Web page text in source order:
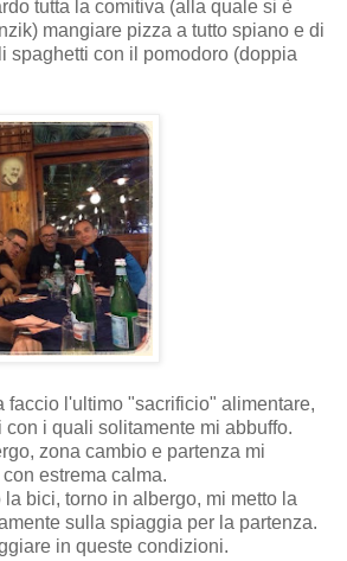
tutta la comitiva (alla quale si è
mangiare pizza a tutto spiano e di
spaghetti con il pomodoro (doppia
faccio l'ultimo "sacrificio" alimentare,
i quali solitamente mi abbuffo.
zona cambio e partenza mi
estrema calma.
bici, torno in albergo, mi metto la
sulla spiaggia per la partenza.
in queste condizioni.